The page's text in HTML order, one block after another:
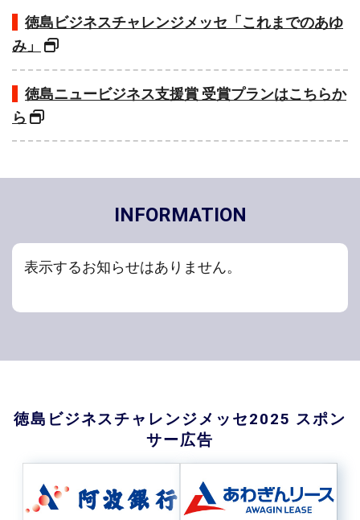
徳島ビジネスチャレンジメッセ「これまでのあゆ
み」
徳島ニュービジネス支援賞 受賞プランはこちらか
ら
INFORMATION
表示するお知らせはありません。
徳島ビジネスチャレンジメッセ2025 スポン
サー広告